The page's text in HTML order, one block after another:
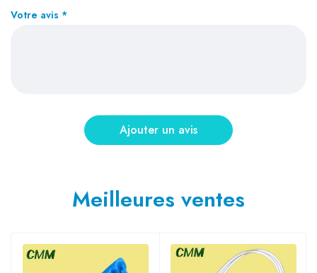
Votre avis *
Meilleures ventes